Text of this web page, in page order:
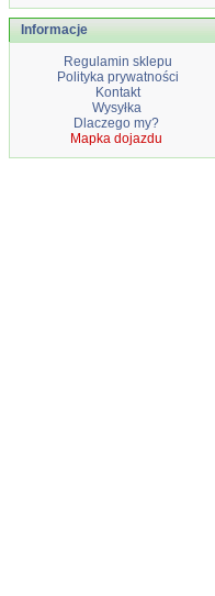
Informacje
Regulamin sklepu
Polityka prywatności
Kontakt
Wysyłka
Dlaczego my?
Mapka dojazdu